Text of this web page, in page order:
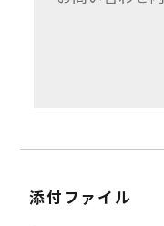
添付ファイル